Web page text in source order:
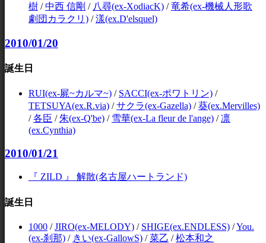
樹 /中西 信剛 / 八尋(ex-XodiacK) /竜希(ex-機械人形歌
劇団カラクリ) /漾(ex.D'elsquel)
2010/01/20
誕生日
RUI(ex-屍~カルマ~) / SACCI(ex-ポワトリン) /
TETSUYA(ex.R.via) /サクラ(ex-Gazella) /葵(ex.Mervilles)
/各臣 /朱(ex-Q'be) / 雪華(ex-La fleur de l'ange) /凛
(ex.Cynthia)
2010/01/21
『 ZILD 』 解散(名古屋ハートランド)
誕生日
1000 /JIRO(ex-MELODY) / SHIGE(ex.ENDLESS) /You.
(ex-刹那) / きい(ex-GallowS) /菜乙 /松本和之